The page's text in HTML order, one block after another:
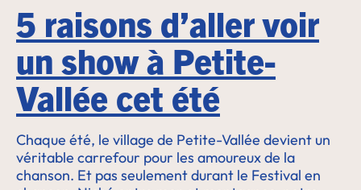
5 raisons d’aller voir
un show à Petite-
Vallée cet été
Chaque été, le village de Petite-Vallée devient un
véritable carrefour pour les amoureux de la
chanson. Et pas seulement durant le Festival en